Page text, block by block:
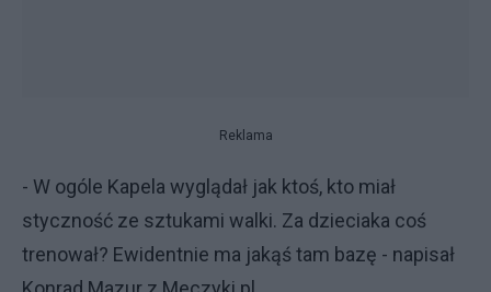
Reklama
- W ogóle Kapela wyglądał jak ktoś, kto miał
styczność ze sztukami walki. Za dzieciaka coś
trenował? Ewidentnie ma jakąś tam bazę - napisał